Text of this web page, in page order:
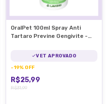
OralPet 100ml Spray Anti
Tartaro Previne Gengivite -
VET APROVADO
-19% OFF
R$25,99
R$31,99